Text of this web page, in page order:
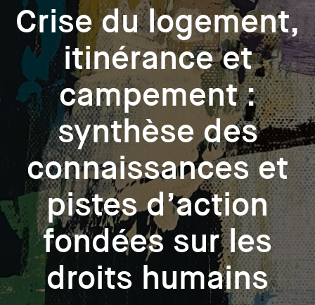
Crise du logement,
itinérance et
campement :
synthèse des
connaissances et
pistes d’action
fondées sur les
droits humains